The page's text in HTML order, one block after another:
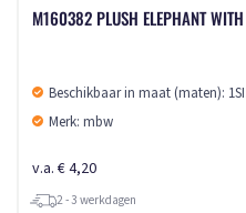
M160382 PLUSH ELEPHANT
Beschikbaar in maat (maten):
Merk: mbw
v.a. € 4,20
2 - 3 werkdagen